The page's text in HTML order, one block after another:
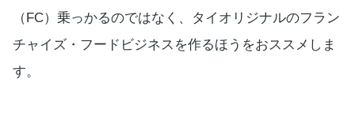
（FC）乗っかるのではなく、タイオリジナルのフラン
チャイズ・フードビジネスを作るほうをおススメしま
す。